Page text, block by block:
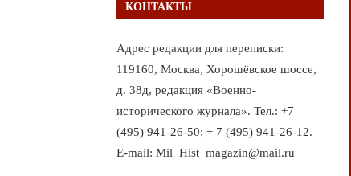
КОНТАКТЫ
Адрес редакции для переписки:
119160, Москва, Хорошёвское шоссе,
д. 38д, редакция «Военно-
исторического журнала». Тел.: +7
(495) 941-26-50; + 7 (495) 941-26-12.
E-mail: Mil_Hist_magazin@mail.ru